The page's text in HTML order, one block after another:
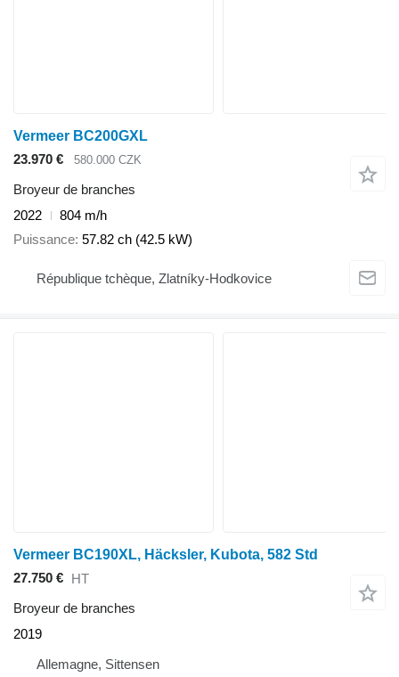
Vermeer BC200GXL
23.970 €
580.000 CZK
Broyeur de branches
2022
804 m/h
Puissance 57.82 ch (42.5 kW)
République tchèque, Zlatníky-Hodkovice
Vermeer BC190XL, Häcksler, Kubota, 582 Std
27.750 € HT
Broyeur de branches
2019
Allemagne, Sittensen